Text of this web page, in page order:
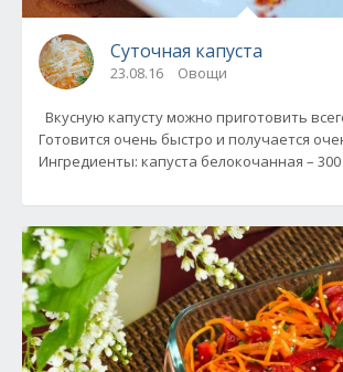
Суточная капуста
23.08.16 Овощи
Вкусную капусту можно приготовить
Готовится очень быстро и получается
Ингредиенты: капуста белокочанная – 300